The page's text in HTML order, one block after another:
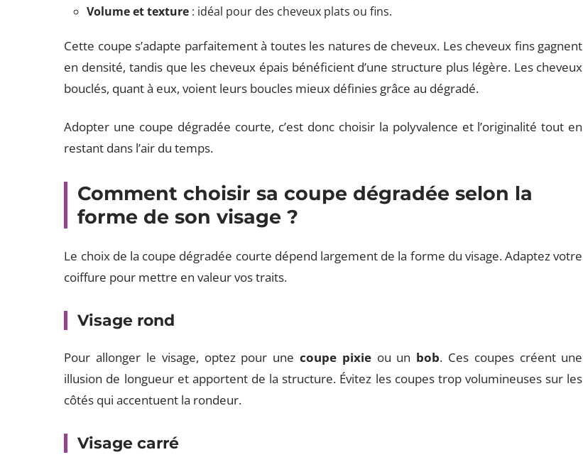
Volume et texture : idéal pour des cheveux plats ou fins.
Cette coupe s’adapte parfaitement à toutes les natures de cheveux. Les cheveux fins gagnent
en densité, tandis que les cheveux épais bénéficient d’une structure plus légère. Les cheveux
bouclés, quant à eux, voient leurs boucles mieux définies grâce au dégradé.
Adopter une coupe dégradée courte, c’est donc choisir la polyvalence et l’originalité tout en
restant dans l’air du temps.
Comment choisir sa coupe dégradée selon la
forme de son visage ?
Le choix de la coupe dégradée courte dépend largement de la forme du visage. Adaptez votre
coiffure pour mettre en valeur vos traits.
Visage rond
Pour allonger le visage, optez pour une coupe pixieou un bob. Ces coupes créent une
illusion de longueur et apportent de la structure. Évitez les coupes trop volumineuses sur les
côtés qui accentuent la rondeur.
Visage carré